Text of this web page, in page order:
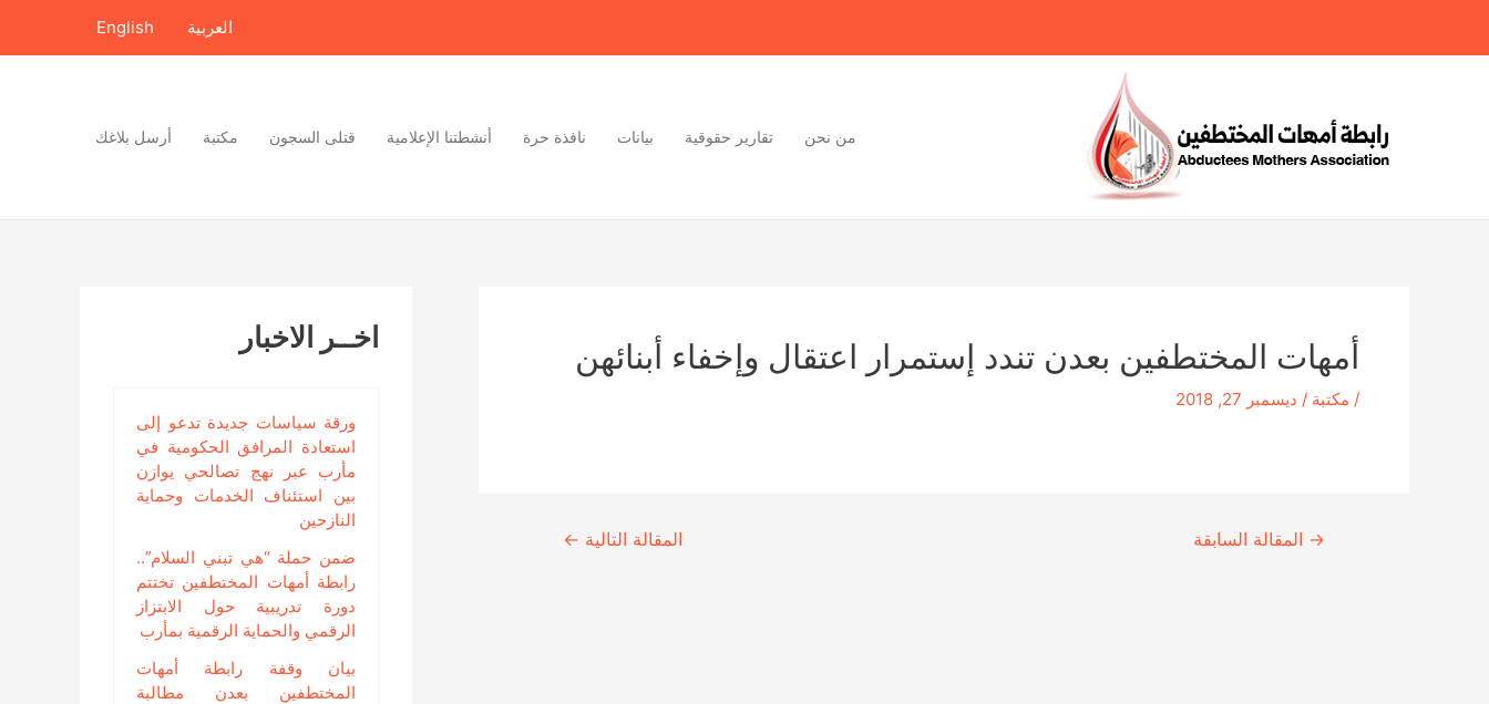
العربية English
من نحن تقارير حقوقية بيانات نافذة حرة أنشطتنا الإعلامية قتلى السجون مكتبة أرسل بلاغك
أمهات المختطفين بعدن تندد إستمرار اعتقال وإخفاء أبنائهن
/ مكتبة / ديسمبر 27, 2018
Continue
→ المقالة السابقة المقالة التالية ←
اخــر الاخبار
ورقة سياسات جديدة تدعو إلى
استعادة المرافق الحكومية في
مأرب عبر نهج تصالحي يوازن
بين استئناف الخدمات وحماية
النازحين
ضمن حملة “هي تبني السلام”..
رابطة أمهات المختطفين تختتم
دورة تدريبية حول الابتزاز
الرقمي والحماية الرقمية بمأرب
بيان وقفة رابطة أمهات
المختطفين بعدن مطالبة